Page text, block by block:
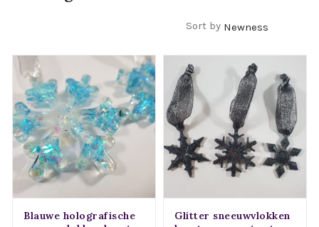
Sort by
Blauwe holografische
Glitter sneeuwvlokken